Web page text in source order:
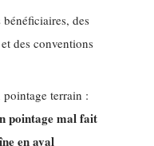
des
des conventions
pointage terrain :
pointage mal fait
en aval